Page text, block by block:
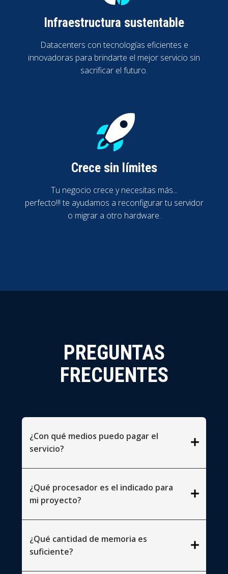
Infraestructura sustentable
Datacenters con tecnologías eficientes e
innovadoras para brindarte el mejor servicio sin
sacrificar el futuro.
Crece sin límites
Tu negocio crece y necesitas más...
perfecto!!! te ayudamos a reconfigurar tu servidor
o migrar a otro hardware.
PREGUNTAS
FRECUENTES
¿Con qué medios puedo pagar el
servicio?
add
¿Qué procesador es el indicado para
mi proyecto?
add
¿Qué cantidad de memoria es
suficiente?
add